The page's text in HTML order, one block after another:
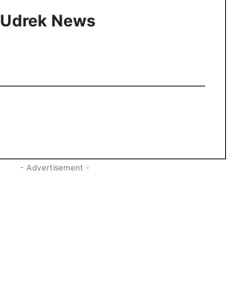
Udrek News
- Advertisement -